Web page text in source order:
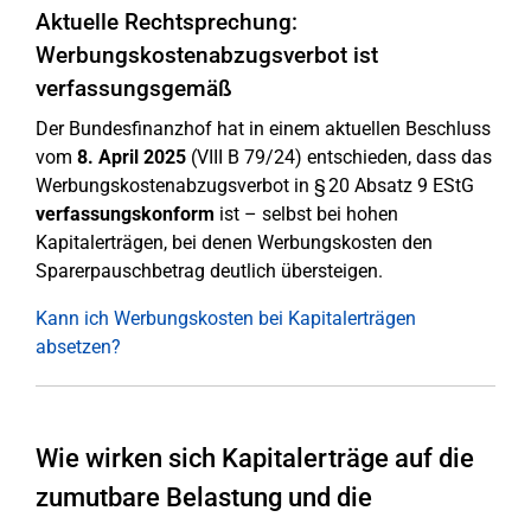
Aktuelle Rechtsprechung:
Werbungskostenabzugsverbot ist
verfassungsgemäß
Der Bundesfinanzhof hat in einem aktuellen Beschluss
vom 8. April 2025 (VIII B 79/24) entschieden, dass das
Werbungskostenabzugsverbot in § 20 Absatz 9 EStG
verfassungskonform ist – selbst bei hohen
Kapitalerträgen, bei denen Werbungskosten den
Sparerpauschbetrag deutlich übersteigen.
Kann ich Werbungskosten bei Kapitalerträgen
absetzen?
Wie wirken sich Kapitalerträge auf die
zumutbare Belastung und die